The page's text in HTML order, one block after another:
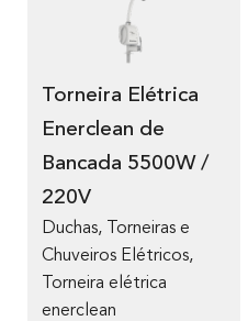
Torneira Elétrica
Enerclean de
Bancada 5500W /
220V
Duchas, Torneiras e
Chuveiros Elétricos,
Torneira elétrica
enerclean